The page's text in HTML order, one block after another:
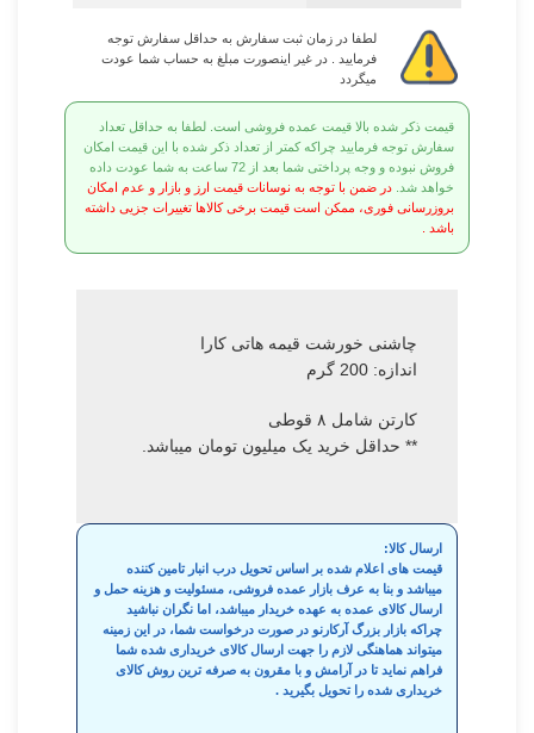
لطفا در زمان ثبت سفارش به حداقل سفارش توجه
فرمایید . در غیر اینصورت مبلغ به حساب شما عودت
میگردد
قیمت ذکر شده بالا قیمت عمده فروشی است. لطفا به حداقل تعداد
سفارش توجه فرمایید چراکه کمتر از تعداد ذکر شده با این قیمت امکان
فروش نبوده و وجه پرداختی شما بعد از 72 ساعت به شما عودت داده
خواهد شد. در ضمن با توجه به نوسانات قیمت ارز و بازار و عدم امکان
بروزرسانی فوری، ممکن است قیمت برخی کالاها تغییرات جزیی داشته
باشد .
چاشنی خورشت قیمه هاتی کارا
اندازه: 200 گرم
کارتن شامل ۸ قوطی
** حداقل خرید یک میلیون تومان میباشد.
ارسال کالا:
قیمت های اعلام شده بر اساس تحویل درب انبار تامین کننده
میباشد و بنا به عرف بازار عمده فروشی، مسئولیت و هزینه حمل و
ارسال کالای عمده به عهده خریدار میباشد، اما نگران نباشید
چراکه بازار بزرگ آرکارنو در صورت درخواست شما، در این زمینه
میتواند هماهنگی لازم را جهت ارسال کالای خریداری شده شما
فراهم نماید تا در آرامش و با مقرون به صرفه ترین روش کالای
خریداری شده را تحویل بگیرید .